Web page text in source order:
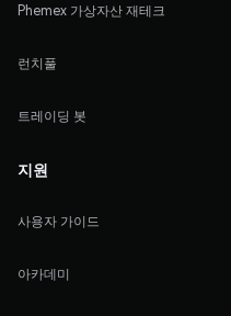
Phemex 가상자산 재테크
런치풀
트레이딩 봇
지원
사용자 가이드
아카데미